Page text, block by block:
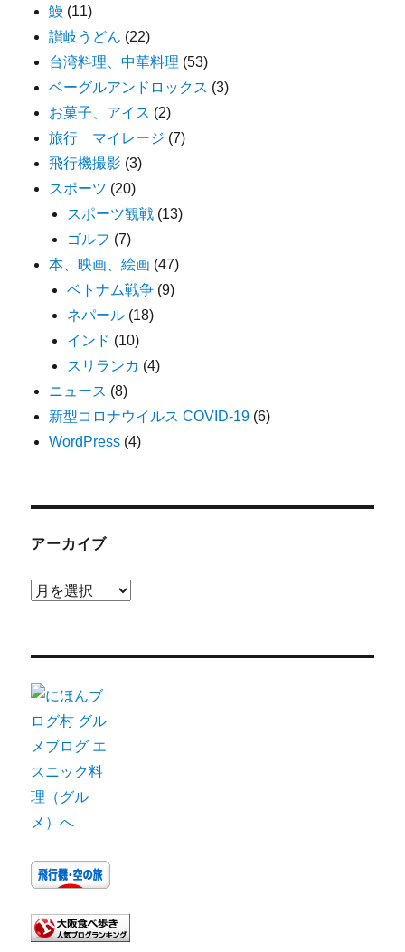
鰻 (11)
讃岐うどん (22)
台湾料理、中華料理 (53)
ベーグルアンドロックス (3)
お菓子、アイス (2)
旅行 マイレージ (7)
飛行機撮影 (3)
スポーツ (20)
スポーツ観戦 (13)
ゴルフ (7)
本、映画、絵画 (47)
ベトナム戦争 (9)
ネパール (18)
インド (10)
スリランカ (4)
ニュース (8)
新型コロナウイルス COVID-19 (6)
WordPress (4)
アーカイブ
ア
ブ